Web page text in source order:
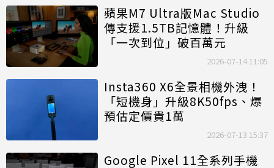
蘋果M7 Ultra版Mac Studio
傳支援1.5TB記憶體！升級
「一次到位」破百萬元
2026-07-14 11:05
Insta360 X6全景相機外洩！
「短機身」升級8K50fps、爆
預估定價貴1萬
2026-07-13 15:37
Google Pixel 11全系列手機